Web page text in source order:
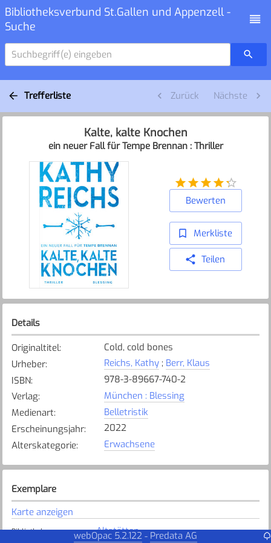
Bibliotheksverbund St.Gallen und Appenzell -
Suche
Suchbegriff(e) eingeben
Trefferliste Zurück Nächste
Kalte, kalte Knochen
ein neuer Fall für Tempe Brennan : Thriller
Bewerten
Merkliste
Teilen
Details
Originaltitel:
Cold, cold bones
Urheber: Reichs, Kathy; Berr, Klaus
ISBN:
978-3-89667-740-2
Verlag:
München : Blessing
Medienart:
Belletristik
Erscheinungsjahr:
2022
Alterskategorie: Erwachsene
Exemplare
Karte anzeigen
Bibliothek: Altstätten
webOpac 5.2.122 - Predata AG